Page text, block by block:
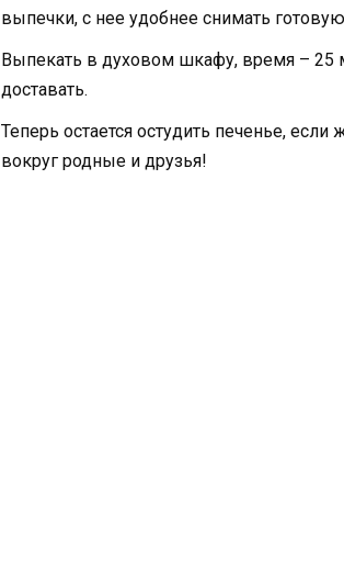
выпечки, с нее удобнее снимать
Выпекать в духовом шкафу, время – 25
доставать.
Теперь остается остудить печенье,
вокруг родные и друзья!